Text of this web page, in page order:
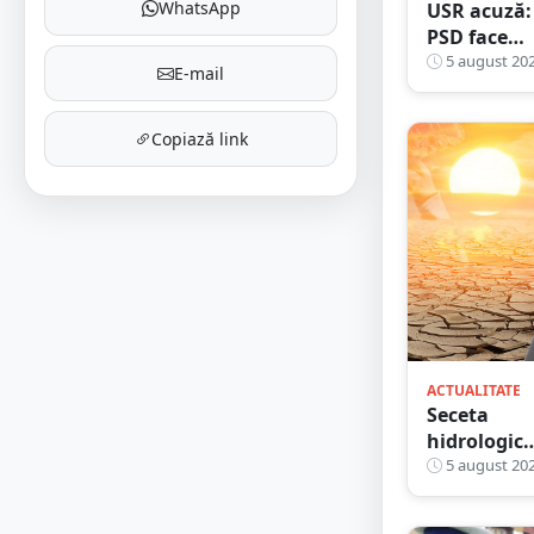
WhatsApp
E-mail
Copiază link
USR acuză:
PSD face
totul
ca
să piardă
miliarde de
euro din
PNRR
5 august
ACTUALITATE
Seceta
hidrologică
se
agravează.
Debite
5 august